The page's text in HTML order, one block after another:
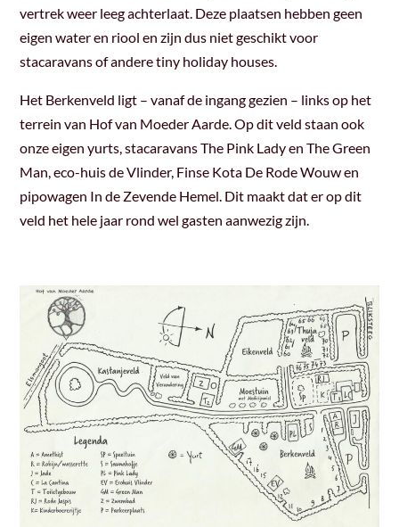
vertrek weer leeg achterlaat. Deze plaatsen hebben geen
eigen water en riool en zijn dus niet geschikt voor
stacaravans of andere tiny holiday houses.
Het Berkenveld ligt – vanaf de ingang gezien – links op het
terrein van Hof van Moeder Aarde. Op dit veld staan ook
onze eigen yurts, stacaravans The Pink Lady en The Green
Man, eco-huis de Vlinder, Finse Kota De Rode Wouw en
pipowagen In de Zevende Hemel. Dit maakt dat er op dit
veld het hele jaar rond wel gasten aanwezig zijn.